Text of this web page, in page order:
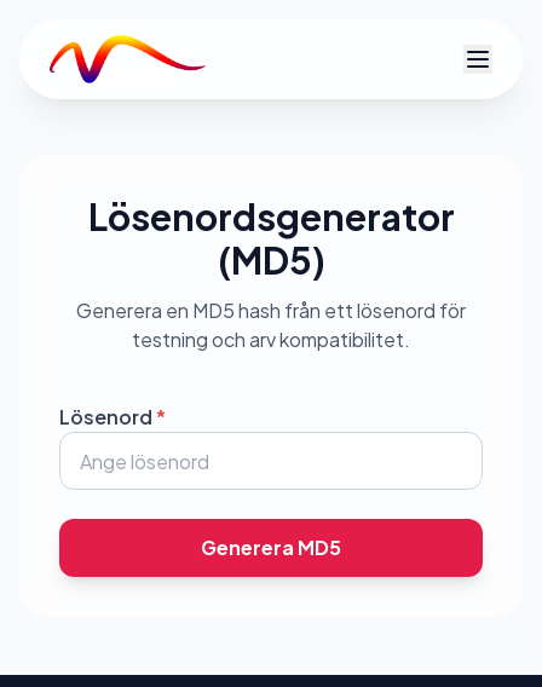
V
Lösenordsgenerator
(MD5)
Generera en MD5 hash från ett lösenord för
testning och arv kompatibilitet.
Lösenord*
Generera MD5